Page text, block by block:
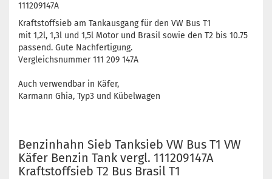
111209147A
Kraftstoffsieb am Tankausgang für den VW Bus T1
mit 1,2l, 1,3l und 1,5l Motor und Brasil sowie den T2 bis 10.75
passend. Gute Nachfertigung.
Vergleichsnummer 111 209 147A
Auch verwendbar in Käfer,
Karmann Ghia, Typ3 und Kübelwagen
Benzinhahn Sieb Tanksieb VW Bus T1 VW
Käfer Benzin Tank vergl. 111209147A
Kraftstoffsieb T2 Bus Brasil T1